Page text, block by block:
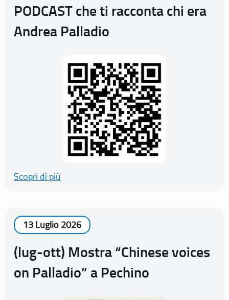
PODCAST che ti racconta chi era
Andrea Palladio
Scopri di più
13 Luglio 2026
(lug-ott) Mostra “Chinese voices
on Palladio” a Pechino